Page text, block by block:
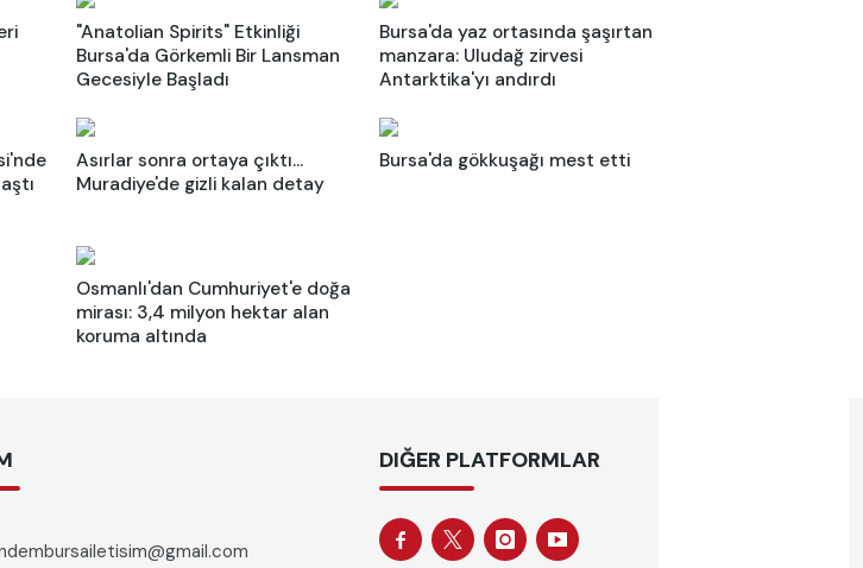
"Anatolian Spirits" Etkinliği
Bursa'da Görkemli Bir Lansman
Gecesiyle Başladı
Bursa'da yaz ortasında şaşırtan
manzara: Uludağ zirvesi
Antarktika'yı andırdı
Asırlar sonra ortaya çıktı...
Muradiye'de gizli kalan detay
Bursa'da gökkuşağı mest etti
Osmanlı'dan Cumhuriyet'e doğa
mirası: 3,4 milyon hektar alan
koruma altında
DIĞER PLATFORMLAR